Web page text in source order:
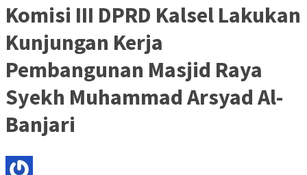
Komisi III DPRD Kalsel Lakukan
Kunjungan Kerja
Pembangunan Masjid Raya
Syekh Muhammad Arsyad Al-
Banjari